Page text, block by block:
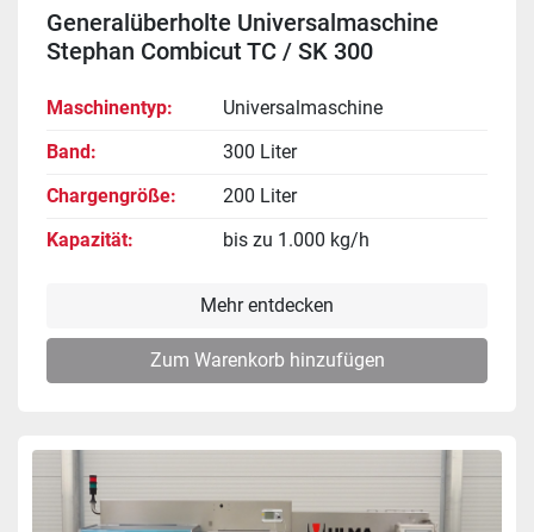
Generalüberholte Universalmaschine
Stephan Combicut TC / SK 300
Maschinentyp
Universalmaschine
Band
300 Liter
Chargengröße
200 Liter
Kapazität
bis zu 1.000 kg/h
Mehr entdecken
Zum Warenkorb hinzufügen